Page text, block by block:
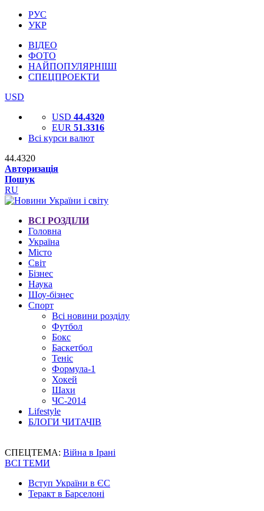
РУС
УКР
ВІДЕО
ФОТО
НАЙПОПУЛЯРНІШІ
СПЕЦПРОЕКТИ
USD
USD 44.4320
EUR 51.3316
Всі курси валют
44.4320
Авторизація
Пошук
RU
ВСІ РОЗДІЛИ
Головна
Україна
Місто
Світ
Бізнес
Наука
Шоу-бізнес
Спорт
Всі новини розділу
Футбол
Бокс
Баскетбол
Теніс
Формула-1
Хокей
Шахи
ЧС-2014
Lifestyle
БЛОГИ ЧИТАЧІВ
СПЕЦТЕМА: Війна в Ірані
ВСІ ТЕМИ
Вступ України в ЄС
Теракт в Барселоні